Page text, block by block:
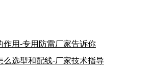
作用-专用防雷厂家告诉你
么选型和配线-厂家技术指导